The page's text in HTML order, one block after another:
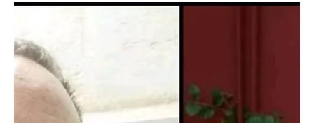
Cuba
EXILIO CUBANO REMEMORA EN WASHINGTON
LAS PROTESTAS DEL 11J